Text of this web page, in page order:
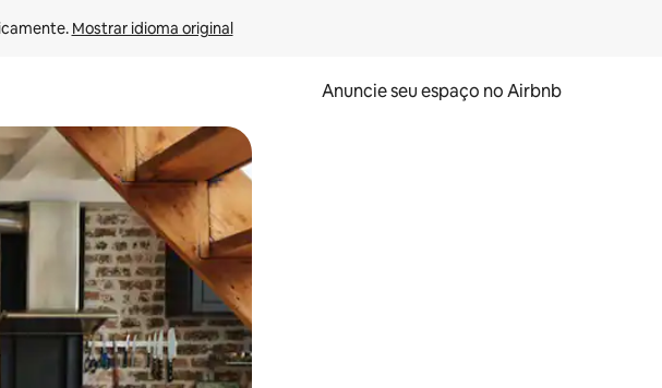
Mostrar idioma original
Anuncie seu espaço no Airbnb